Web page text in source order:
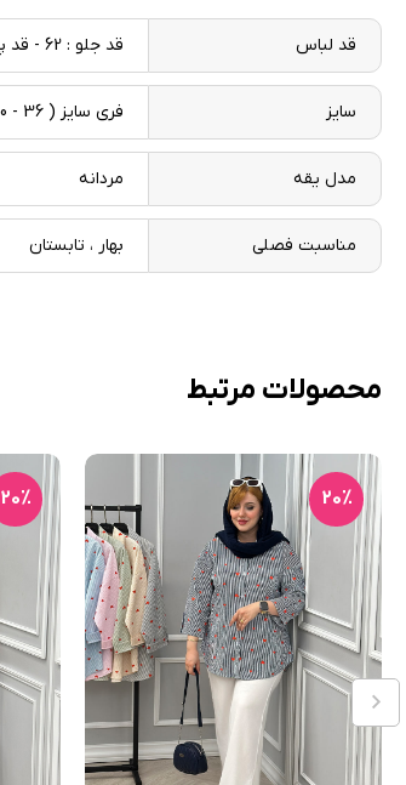
قد لباس قد جلو : 62 - قد پشت : 67
سایز فری سایز ( 36 - 50 )
مدل یقه مردانه
مناسبت فصلی بهار ، تابستان
محصولات مرتبط
20٪ 20٪